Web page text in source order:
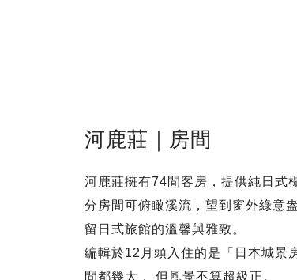
河鹿莊｜房間
河鹿莊擁有74間客房，提供純日式
分房間可俯瞰溪流，望到窗外綠意
留日式旅館的溫馨與雅致。
編輯於12月頭入住的是「日本城景
間都幾大， 但風景不算超級正。